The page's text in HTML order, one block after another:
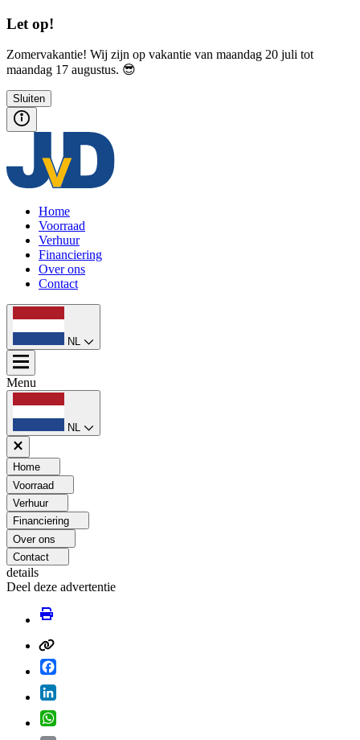
Let op!
Zomervakantie! Wij zijn op vakantie van maandag 20 juli tot
maandag 17 augustus. 😎
Sluiten
Home
Voorraad
Verhuur
Financiering
Over ons
Contact
NL
Menu
NL
Home
Voorraad
Verhuur
Financiering
Over ons
Contact
details
Deel deze advertentie